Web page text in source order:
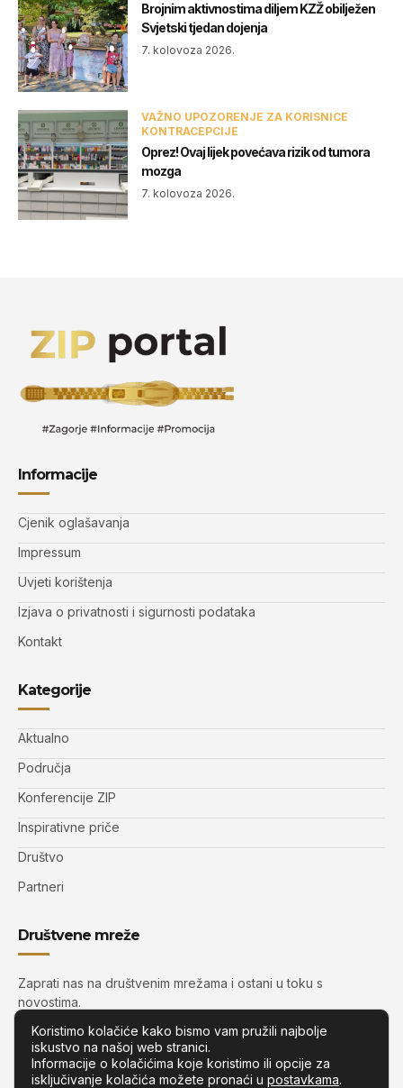
Brojnim aktivnostima diljem KZŽ obilježen
Svjetski tjedan dojenja
7. kolovoza 2026.
VAŽNO UPOZORENJE ZA KORISNICE
KONTRACEPCIJE
Oprez! Ovaj lijek povećava rizik od tumora
mozga
7. kolovoza 2026.
Informacije
Cjenik oglašavanja
Impressum
Uvjeti korištenja
Izjava o privatnosti i sigurnosti podataka
Kontakt
Kategorije
Aktualno
Područja
Konferencije ZIP
Inspirativne priče
Društvo
Partneri
Društvene mreže
Zaprati nas na društvenim mrežama i ostani u toku s
novostima.
Koristimo kolačiće kako bismo vam pružili najbolje
iskustvo na našoj web stranici.
Informacije o kolačićima koje koristimo ili opcije za
isključivanje kolačića možete pronaći u postavkama.